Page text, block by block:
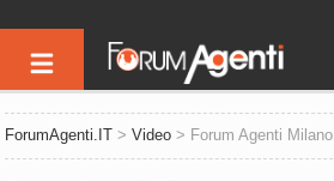
ForumAgenti.IT >Video > Forum Agenti Milano